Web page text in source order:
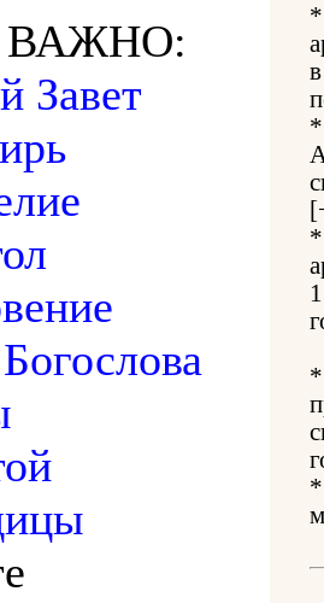
ВАЖНО:
Завет